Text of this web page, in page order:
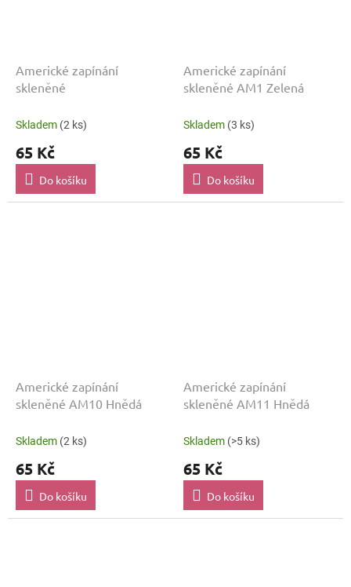
Americké zapínání
skleněné
Skladem (2 ks)
65 Kč
Do košíku
Americké zapínání
skleněné AM1 Zelená
Skladem (3 ks)
65 Kč
Do košíku
Americké zapínání
skleněné AM10 Hnědá
Skladem (2 ks)
65 Kč
Do košíku
Americké zapínání
skleněné AM11 Hnědá
Skladem (>5 ks)
65 Kč
Do košíku